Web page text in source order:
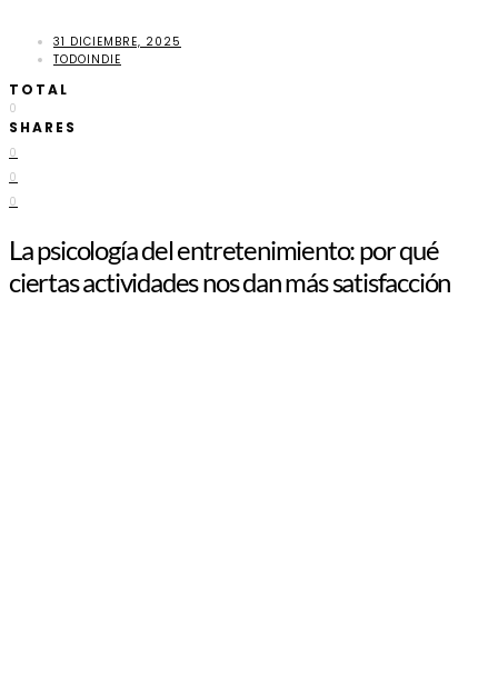
31 DICIEMBRE, 2025
TODOINDIE
TOTAL
0
SHARES
0
0
0
La psicología del entretenimiento: por qué
ciertas actividades nos dan más satisfacción